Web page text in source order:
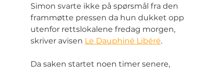
Simon svarte ikke på spørsmål fra den
frammøtte pressen da hun dukket opp
utenfor rettslokalene fredag morgen,
skriver avisen Le Dauphiné Libéré.
Da saken startet noen timer senere,